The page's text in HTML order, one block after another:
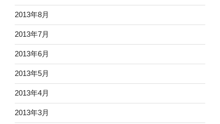
2013年8月
2013年7月
2013年6月
2013年5月
2013年4月
2013年3月